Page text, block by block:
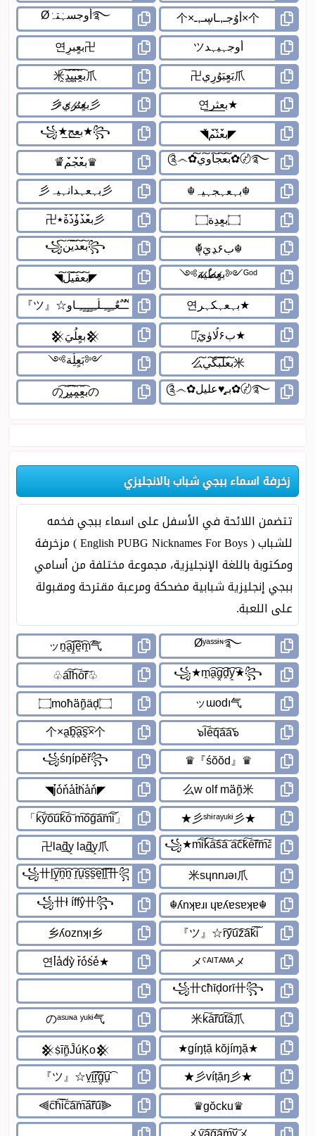
زخرفة اسماء ببجي شباب بالانجليزي
تتضمن اللائحة في الأسفل على اسماء ببجي فخمه
للشباب ( English PUBG Nicknames For Boys ) مزخرفة
ومكتوبة باللغة الإنجليزية، مجموعة مختلفة من أسامي
ببجي إنجليزية شبابية مضحكة ومرعبة مقترحة ومقبولة
على اللعبة.